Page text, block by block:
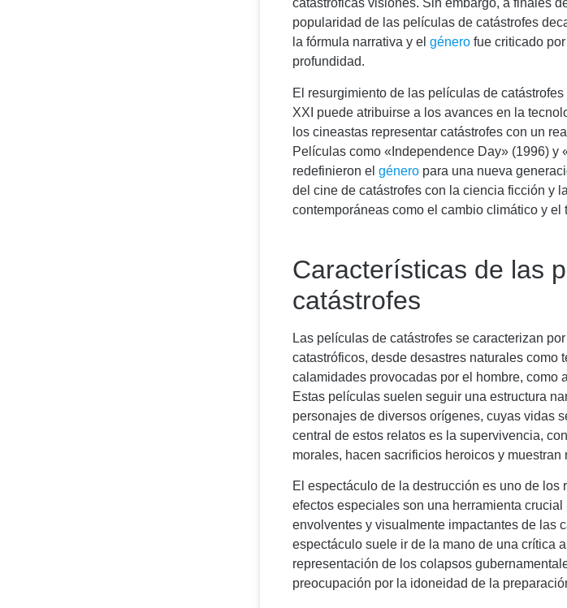
catastróficas visiones. Sin embargo, a finales
popularidad de las películas de catástrofes
la fórmula narrativa y elgénero fue criticado
profundidad.
El resurgimiento de las películas de
XXI puede atribuirse a los avances en la
los cineastas representar catástrofes con un
Películas como «Independence Day» (1996) y
redefinieron elgénero para una nueva
del cine de catástrofes con la ciencia ficción y
contemporáneas como el cambio climático y el
Características de las
catástrofes
Las películas de catástrofes se caracterizan
catastróficos, desde desastres naturales como
calamidades provocadas por el hombre, como
Estas películas suelen seguir una estructura
personajes de diversos orígenes, cuyas vidas
central de estos relatos es la supervivencia,
morales, hacen sacrificios heroicos y
El espectáculo de la destrucción es uno de
efectos especiales son una herramienta
envolventes y visualmente impactantes de las
espectáculo suele ir de la mano de una crítica
representación de los colapsos
preocupación por la idoneidad de la